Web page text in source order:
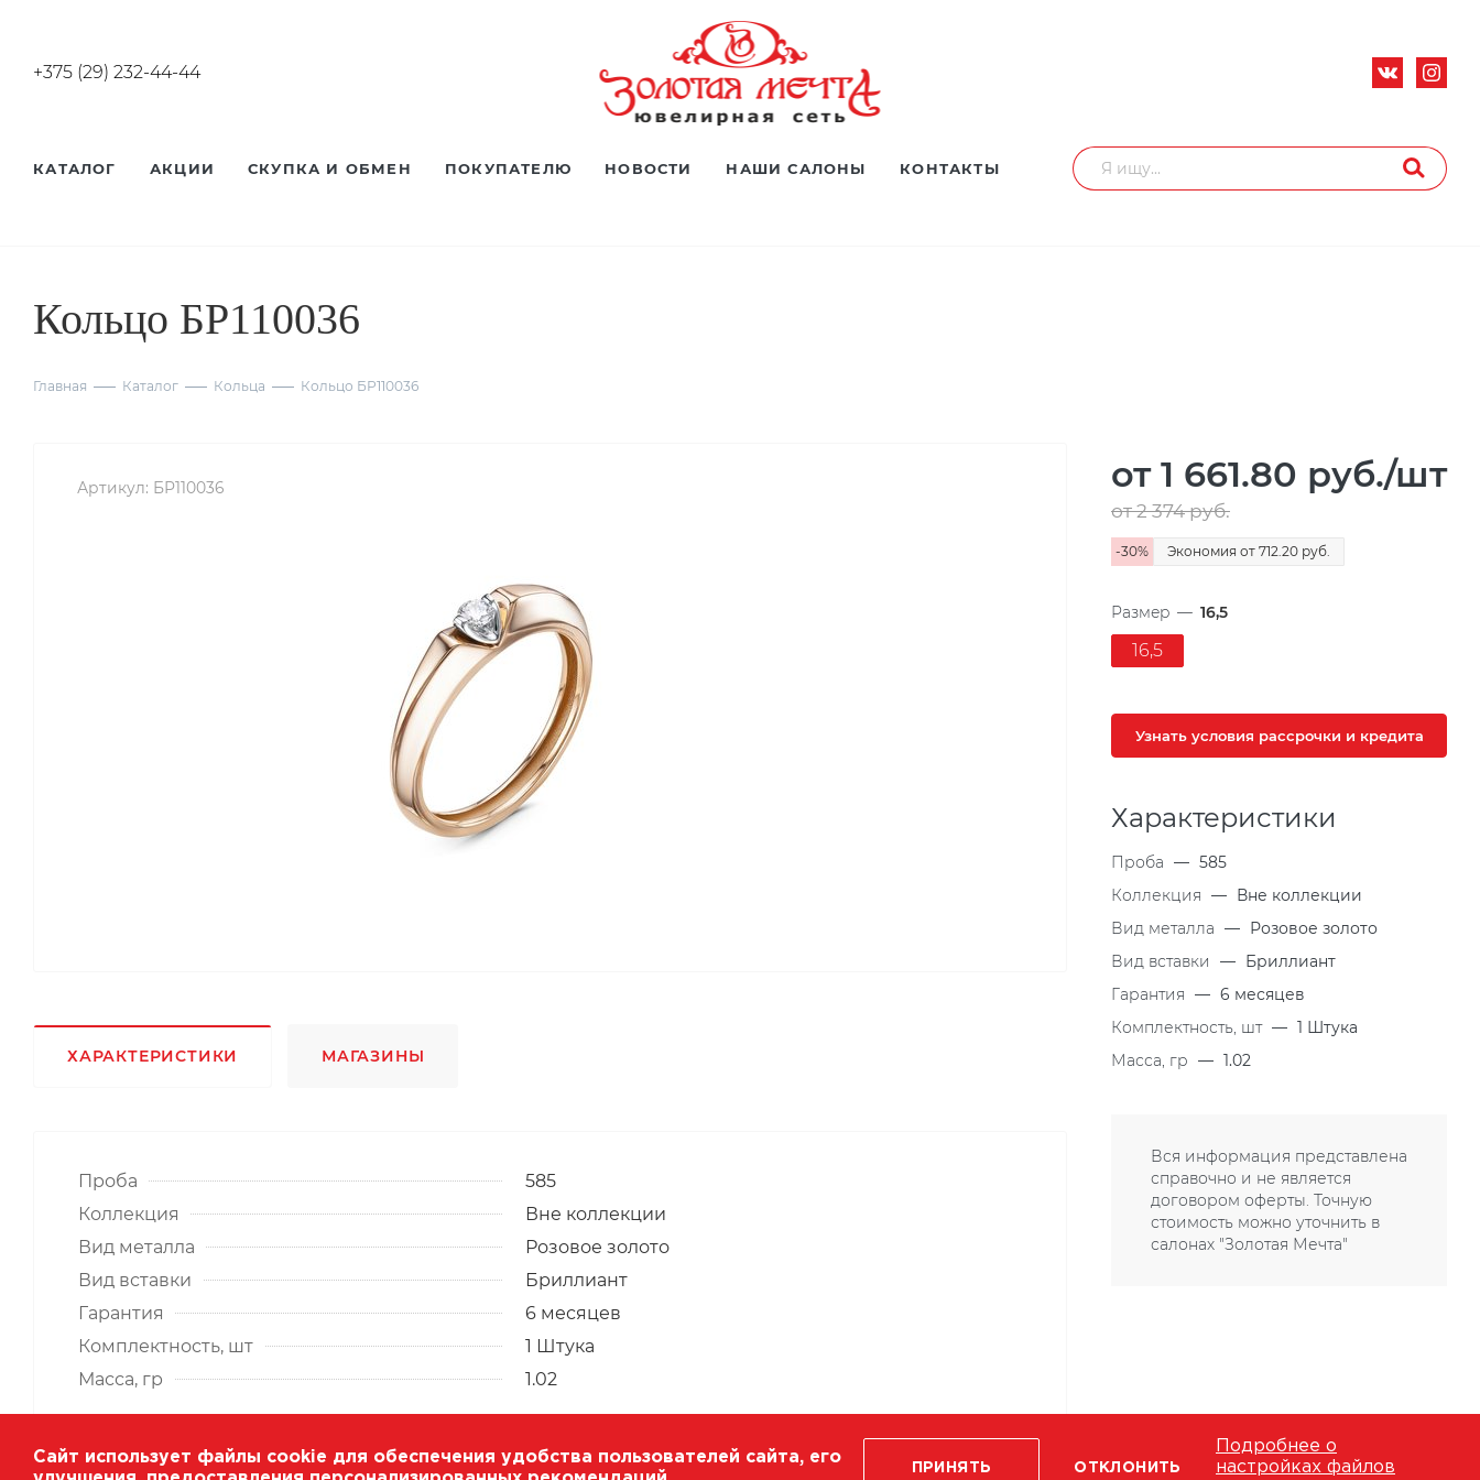
+375 (29) 232-44-44
КАТАЛОГ АКЦИИ СКУПКА И ОБМЕН ПОКУПАТЕЛЮ НОВОСТИ НАШИ САЛОНЫ КОНТАКТЫ
Кольцо БР110036
Главная Каталог Кольца Кольцо БР110036
Артикул: БР110036
ХАРАКТЕРИСТИКИ МАГАЗИНЫ
Проба
585
Коллекция
Вне коллекции
Вид металла
Розовое золото
Вид вставки
Бриллиант
Гарантия
6 месяцев
Комплектность, шт
1 Штука
Масса, гр
1.02
от 1 661.80 руб./шт
от 2 374руб.
-30% Экономия от 712.20 руб.
Размер — 16,5
16,5
Узнать условия рассрочки и кредита
Характеристики
Проба — 585
Коллекция — Вне коллекции
Вид металла — Розовое золото
Вид вставки
— Бриллиант
Гарантия — 6 месяцев
Комплектность, шт — 1 Штука
Масса, гр — 1.02
Вся информация представлена
справочно и не является
договором оферты. Точную
стоимость можно уточнить в
салонах "Золотая Мечта"
Сайт использует файлы cookie для обеспечения удобства пользователей сайта, его
ПРИНЯТЬ ОТКЛОНИТЬ
Подробнее о
настройках файлов